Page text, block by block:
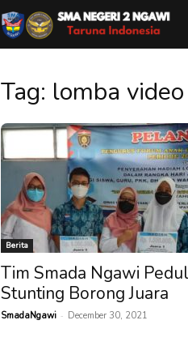
Tag: lomba video
Berita
Tim Smada Ngawi
Stunting Borong Juara
SmadaNgawi - December 30, 2021